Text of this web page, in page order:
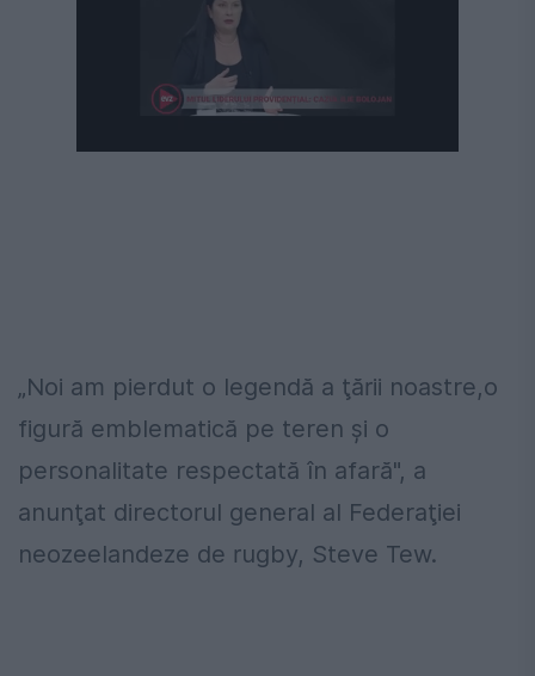
„Noi am pierdut o legendă a ţării noastre,o
figură emblematică pe teren şi o
personalitate respectată în afară", a
anunţat directorul general al Federaţiei
neozeelandeze de rugby, Steve Tew.